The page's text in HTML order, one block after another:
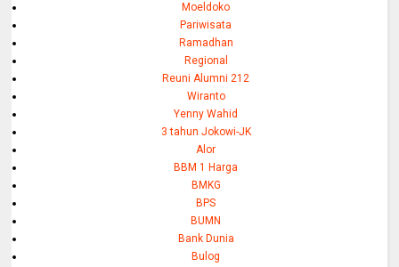
Moeldoko
Pariwisata
Ramadhan
Regional
Reuni Alumni 212
Wiranto
Yenny Wahid
3 tahun Jokowi-JK
Alor
BBM 1 Harga
BMKG
BPS
BUMN
Bank Dunia
Bulog